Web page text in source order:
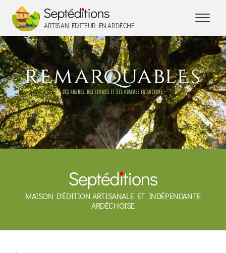
ARTISAN ÉDITEUR EN ARDÈCHE
MAISON D'ÉDITION ARTISANALE ET INDÉPENDANTE
ARDÉCHOISE
Panneau de gestion des cookies